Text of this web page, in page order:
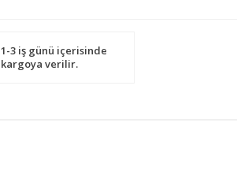
1-3 iş günü içerisinde
kargoya verilir.